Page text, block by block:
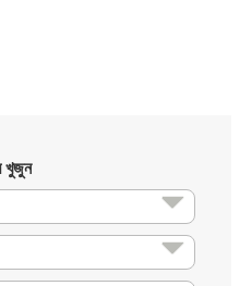
খুজুন